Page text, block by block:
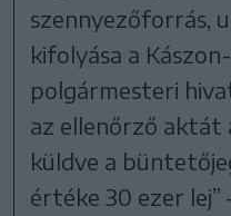
szennyezőforrás,
kifolyása a
polgármesteri
az ellenőrző aktát
küldve a
értéke 30 ezer lej”